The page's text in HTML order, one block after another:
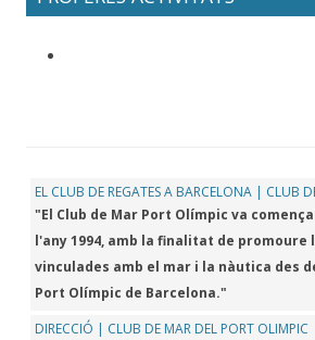
EL CLUB DE REGATES A BARCELONA | CLUB
"El Club de Mar Port Olímpic va
l'any 1994, amb la finalitat de
vinculades amb el mar i la nàutica des
Port Olímpic de Barcelona."
DIRECCIÓ | CLUB DE MAR DEL PORT OLIMPIC